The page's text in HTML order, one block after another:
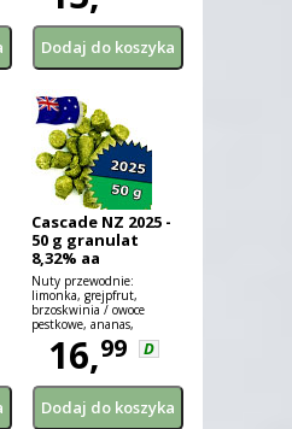
Cascade NZ 2025 -
50 g granulat
8,32% aa
Nuty przewodnie:
limonka, grejpfrut,
brzoskwinia / owoce
pestkowe, ananas,
marakuja, sosna.
16,99 D